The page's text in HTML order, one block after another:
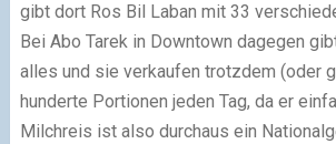
gibt dort Ros Bil Laban mit 33
Bei Abo Tarek in Downtown dagegen
alles und sie verkaufen trotzdem (oder
hunderte Portionen jeden Tag, da er
Milchreis ist also durchaus ein